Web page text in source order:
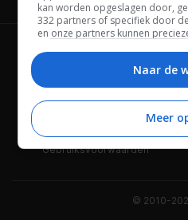
Wie is FWD
Adverteren
Gebruiksvoorwaarden
© 2010-
kan worden opgeslagen door,
332 partners of specifiek door
en onze partners kunnen
Bepaalde leveranciers kunnen
beheren. Zoek onderaan deze
een link om uw toestemming te
privacy- en cookie-instellingen.
Naar de
Meer